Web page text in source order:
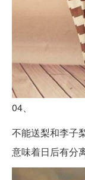
04、
不能送梨和李子
意味着日后有分